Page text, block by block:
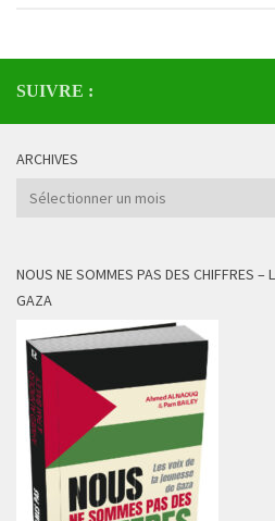
SUIVRE :
ARCHIVES
Archives
NOUS NE SOMMES PAS DES CHIFFRES –
GAZA